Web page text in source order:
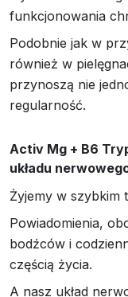
funkcjonowania
Podobnie jak w
również w
przynoszą nie
regularność.
Activ Mg + B6
układu
Żyjemy w szybkim
Powiadomienia,
bodźców i
częścią życia.
A nasz układ